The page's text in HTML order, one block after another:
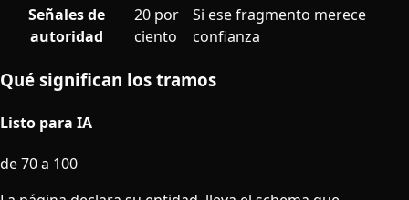
Señales de
autoridad
20 por
ciento
Si ese fragmento merece
confianza
Qué significan los tramos
Listo para IA
de 70 a 100